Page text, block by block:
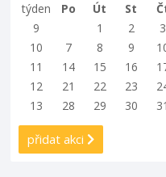
týden
Po Út St
9
1 2 3
10
7 8 9
11
14 15 16
12
21 22 23
13
28 29 30 31
přidat akci